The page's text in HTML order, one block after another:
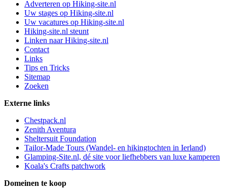
Adverteren op Hiking-site.nl
Uw stages op Hiking-site.nl
Uw vacatures op Hiking-site.nl
Hiking-site.nl steunt
Linken naar Hiking-site.nl
Contact
Links
Tips en Tricks
Sitemap
Zoeken
Externe links
Chestpack.nl
Zenith Aventura
Sheltersuit Foundation
Tailor-Made Tours (Wandel- en hikingtochten in Ierland)
Glamping-Site.nl, dé site voor liefhebbers van luxe kamperen
Koala's Crafts patchwork
Domeinen te koop